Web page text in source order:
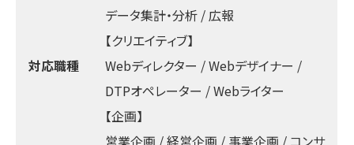
対応職種
データ集計・分析 / 広報
【クリエイティブ】
Webディレクター / Webデザイナー /
DTPオペレーター / Webライター
【企画】
営業企画 / 経営企画 / 事業企画 / コンサ